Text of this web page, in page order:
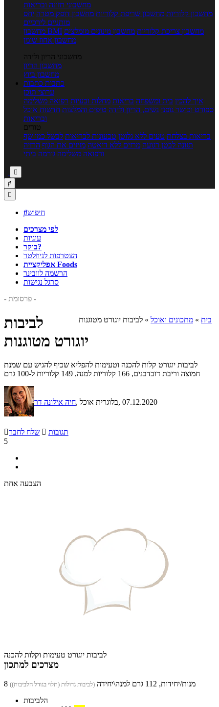
מחשבוני תזונה ובריאות
מחשבון קלוריות מחשבון שריפת קלוריות מחשבון דופק מטרה יחס
מותניים לירכיים
מחשבון BMI
מחשבון צריכת קלוריות מחשבון מינונים מומלצים
מחשבון אחוז שומן
מחשבוני הריון ולידה
מחשבון הריון
מחשבון ביוץ
כתבות כתבות
ערוצי תוכן
איך להכין בית ומשפחה בריאות מחלות ובעיות רפואה משלימה
ספורט וכושר גופני נשים, הריון ולידה טיפים והמלצות חדשות אוכל
ובריאות
טורים
בריאות בצלחת טעים ללא גלוטן טבעונות לבריאות לבשל כמו שף
תזונה לבטן רגועה מרזים ללא דיאטה מזיזים את הגוף הרזיה
ורפואה משלימה גורמה ביתי



חיפוש
לפי מצרכים
עוגיות
בוקר?
הצטרפות לניוזלטר
אפליקציית Foods
הרשמה לוובינר
סרגל נגישות
- פרסומת -
בית » מתכונים ואוכל » לביבות יוגורט מטוגנות
לביבות
יוגורט מטוגנות
לביבות יוגורט קלות להכנה וטעימות להפליא שכיף להגיש עם שמנת
חמוצה וריבת דובדבנים, 166 קלוריות למנה, 149 קלוריות ל-100 גרם
חיה אילונה דר , בלוגרית אוכל, 07.12.2020
שלח לחבר  תגובות
5
הצבעה אחת
לביבות יוגורט טעימות וקלות להכנה
מצרכים למתכון
8 מנות/יחידות, 112 גרם למנה\יחידה (לביבות גדולות (תלוי בגודל הלביבות))
הלביבות